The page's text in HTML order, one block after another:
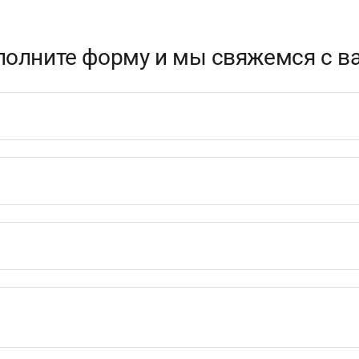
форму и мы свяжемся с